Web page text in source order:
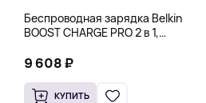
Беспроводная зарядка Belkin
BOOST CHARGE PRO 2 в 1,
9 608 ₽
КУПИТЬ